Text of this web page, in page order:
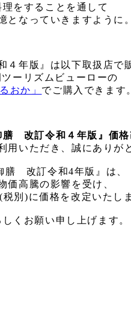
をすることを通して
となっていきますように。
年版』は以下取扱店で
ーリズムビューローの
おか」 でご購入できます
膳 改訂令和４年版』価
用いただき、誠にありが
膳 改訂令和4年版』は、
価高騰の影響を受け、
別)に価格を改定いたし
くお願い申し上げます。